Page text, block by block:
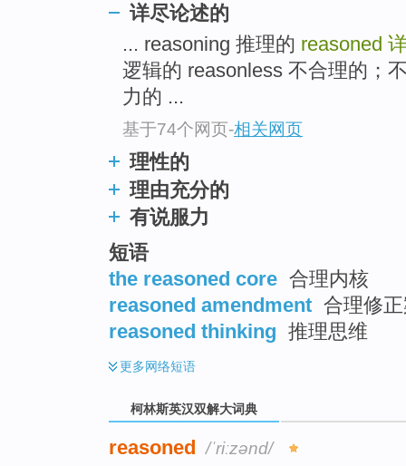
详尽论述的
... reasoning 推理的 reasoned
逻辑的 reasonless 不合理的；
力的 ...
基于74个网页-相关网页
理性的
理由充分的
有说服力
短语
the reasoned core 合理内核
reasoned amendment 合理修
reasoned thinking 推理思维
更多网络短语
柯林斯英汉双解大词典
reasoned /ˈriːzənd/